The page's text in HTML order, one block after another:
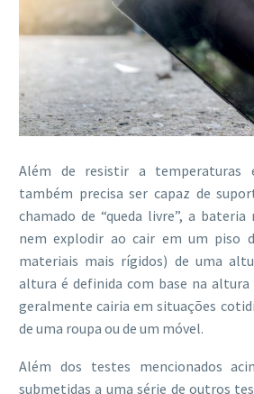
Além de resistir a temperaturas
também precisa ser capaz de
chamado de “queda livre”, a
nem explodir ao cair em um piso
materiais mais rígidos) de uma
altura é definida com base na altura
geralmente cairia em situações
de uma roupa ou de um móvel.
Além dos testes mencionados
submetidas a uma série de outros